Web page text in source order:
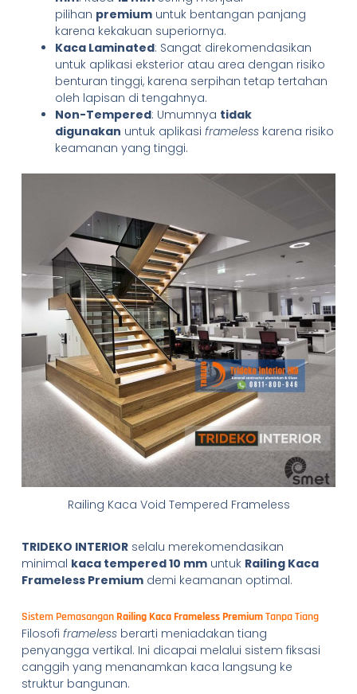
pilihan premiumuntuk bentangan panjang
karena kekakuan superiornya.
Kaca Laminated: Sangat direkomendasikan
untuk aplikasi eksterior atau area dengan risiko
benturan tinggi, karena serpihan tetap tertahan
oleh lapisan di tengahnya.
Non-Tempered: Umumnya tidak
digunakan untuk aplikasi framelesskarena risiko
keamanan yang tinggi.
Railing Kaca Void Tempered Frameless
TRIDEKO INTERIORselalu merekomendasikan
minimal kaca tempered 10 mmuntuk Railing Kaca
Frameless Premiumdemi keamanan optimal.
Sistem PemasanganRailing Kaca Frameless PremiumTanpa Tiang
Filosofi framelessberarti meniadakan tiang
penyangga vertikal. Ini dicapai melalui sistem fiksasi
canggih yang menanamkan kaca langsung ke
struktur bangunan.